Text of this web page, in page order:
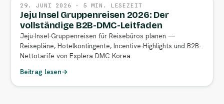
29. JUNI 2026 · 5 MIN. LESEZEIT
Jeju Insel Gruppenreisen 2026: Der
vollständige B2B-DMC-Leitfaden
Jeju-Insel-Gruppenreisen für Reisebüros planen —
Reisepläne, Hotelkontingente, Incentive-Highlights und B2B-
Nettotarife von Explera DMC Korea.
Beitrag lesen→